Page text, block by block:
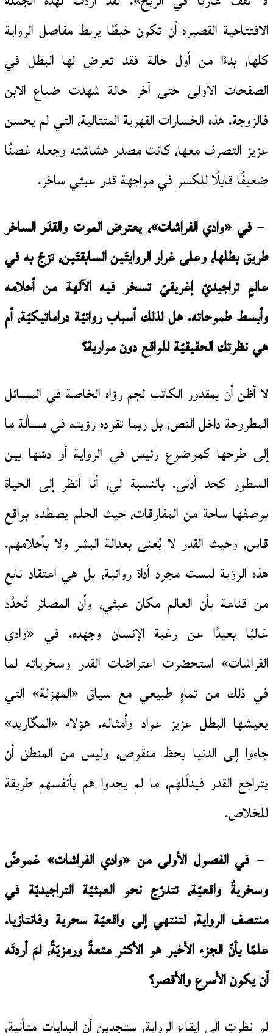
الافتتاحية القصيرة أن تكون خيطًا يربط مفاصل الرواية
كلها، بدءًا من أول حالة فقد تعرض لها البطل في
الصفحات الأولى حتى آخر حالة شهدت ضياع الابن
فالزوجة. هذه الخسارات القهرية المتتالية، التي لم يحسن
عزيز التصرف معها، كانت مصدر هشاشته وجعله غصنًا
ضعيفًا قابلًا للكسر في مواجهة قدر عبثي ساخر.
– في «وادي الفراشات»، يعترض الموت والقدَر الساخر
طريق بطلها، وعلى غرار الروايتَين السابقتَين، تزجّ به في
عالمٍ تراجيديّ إغريقيّ تسخر فيه الآلهة من أحلامه
وأبسط طموحاته. هل لذلك أسباب روائيّة دراماتيكيّة، أم
هي نظرتك الحقيقيّة للواقع دون مواربة؟
لا أظن أن بمقدور الكاتب لجم رؤاه الخاصة في المسائل
المطروحة داخل النص، بل ربما تقوده رؤيته في مسألة ما
إلى طرحها كموضوع رئيس في الرواية أو دسّها بين
السطور كحد أدنى. بالنسبة لي، أنا أنظر إلى الحياة
بوصفها ساحة من المفارقات، حيث الحلم يصطدم بواقع
قاس، وحيث القدر لا يُعنى بعدالة البشر ولا بأحلامهم.
هذه الرؤية ليست مجرد أداة روائية، بل هي اعتقاد نابع
من قناعة بأن العالم مكان عبثي، وأن المصائر تُحدَّد
غالبًا بعيدًا عن رغبة الإنسان وجهده. في «وادي
الفراشات» استحضرت اعتراضات القدر وسخرياته لما
في ذلك من تماهٍ طبيعي مع سياق «المهزلة» التي
يعيشها البطل عزيز عواد وأمثاله. هؤلاء «المگاريد»
جاءوا إلى الدنيا بحظ منقوص، وليس من المنطق أن
يتراجع القدر فيدلّلهم، ما لم يجدوا هم بأنفسهم طريقة
للخلاص.
– في الفصول الأولى من «وادي الفراشات» غموضٌ
وسخريةٌ واقعيّة، تتدرّج نحو العبثيّة التراجيديّة في
منتصف الرواية، لتنتهي إلى واقعيّة سحرية وفانتازيا.
علمًا بأنّ الجزء الأخير هو الأكثر متعةً ورمزيّةً، لمَ أردتَه
أن يكون الأسرع والأقصر؟